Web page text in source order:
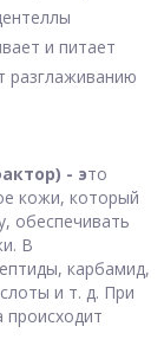
и питает
разглаживанию
- это
кожи, который
обеспечивать
В
карбамид,
и т. д. При